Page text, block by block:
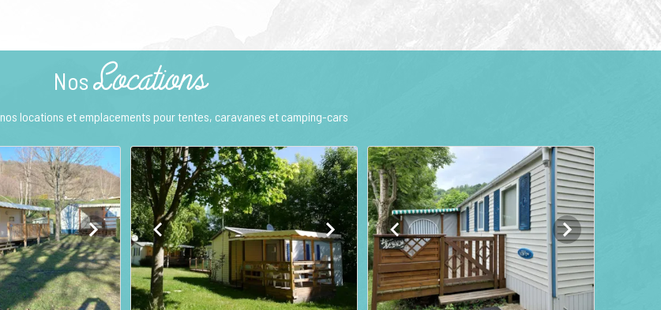
NosLocations
locations et emplacements pour tentes, caravanes et camping-cars